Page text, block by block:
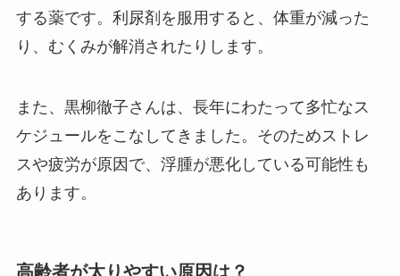
する薬です。利尿剤を服用すると、体重が減った
り、むくみが解消されたりします。
また、黒柳徹子さんは、長年にわたって多忙なス
ケジュールをこなしてきました。そのためストレ
スや疲労が原因で、浮腫が悪化している可能性も
あります。
高齢者が太りやすい原因は？